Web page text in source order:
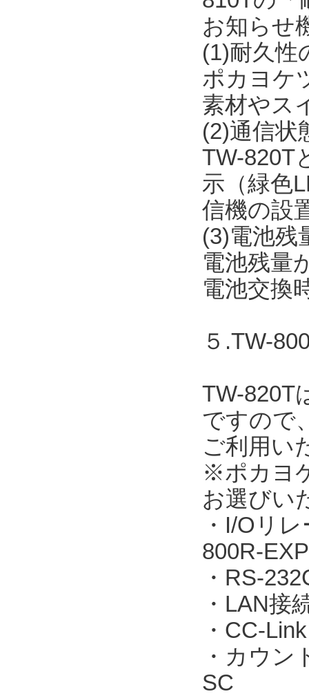
お知らせ
(1)耐久性
ポカヨケ
素材やス
(2)通信状
TW-820T
示（緑色
信機の設
(3)電池残
電池残量
電池交換
５.TW-
TW-820T
ですので
ご利用い
※ポカヨ
お選びい
・I/Oリ
800R-EXP
・RS-
・LAN接
・CC-
・カウン
SC